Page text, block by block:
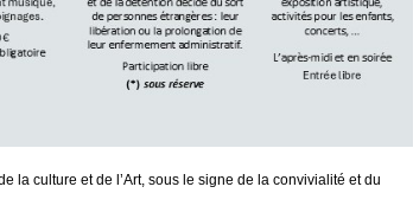
la culture et de l’Art, sous le signe de la convivialité et du